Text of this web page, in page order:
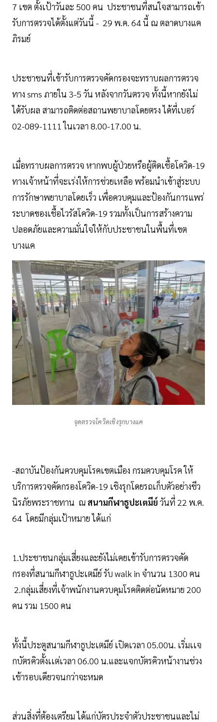
7 เขต ตั้งเป้าวันละ 500 คน ประชาชนที่สนใจสามารถเข้า
รับการตรวจได้ตั้งแต่วันนี้ - 29 พ.ค. 64 นี้ ณ ตลาดบางแค
ภิรมย์
ประชาชนที่เข้ารับการตรวจคัดกรองจะทราบผลการตรวจ
ทาง sms ภายใน 3-5 วัน หลังจากวันตรวจ ทั้งนี้หากยังไม่
ได้รับผล สามารถติดต่อสถานพยาบาลโดยตรง ได้ที่เบอร์
02-089-1111 ในเวลา 8.00-17.00 น.
เมื่อทราบผลการตรวจ หากพบผู้ป่วยหรือผู้ติดเชื้อโควิด-19
ทางเจ้าหน้าที่จะเร่งให้การช่วยเหลือ พร้อมนำเข้าสู่ระบบ
การรักษาพยาบาลโดยเร็ว เพื่อควบคุมและป้องกันการแพร่
ระบาดของเชื้อไวรัสโควิด-19 รวมทั้งเป็นการสร้างความ
ปลอดภัยและความมั่นใจให้กับประชาชนในพื้นที่เขต
บางแค
จุดตรวจโควิดเชิงรุกบางแค
-สถาบันป้องกันควบคุมโรคเขตเมือง กรมควบคุมโรค ให้
บริการตรวจคัดกรองโควิด-19 เชิงรุกโดยรถเก็บตัวอย่างชีว
นิรภัยพระราชทาน ณ สนามกีฬาธูปะเตมีย์ วันที่ 22 พ.ค.
64 โดยมีกลุ่มเป้าหมาย ได้แก่
1.ประชาชนกลุ่มเสี่ยงและยังไม่เคยเข้ารับการตรวจคัด
กรองที่สนามกีฬาธูปะเตมีย์ รับ walk in จำนวน 1300 คน
2.กลุ่มเสี่ยงที่เจ้าพนักงานควบคุมโรคติดต่อนัดหมาย 200
คน รวม 1500 คน
ทั้งนี้ประตูสนามกีฬาธูปะเตมีย์ เปิดเวลา 05.00น. เริ่มเเจ
กบัตรคิวตั้งเเต่เวลา 06.00 น.และแจกบัตรคิวหน้างานช่วง
เช้ารอบเดียวจนกว่าจะหมด
ส่วนสิ่งที่ต้องเตรียม ได้แก่บัตรประจำตัวประชาชนและไม่